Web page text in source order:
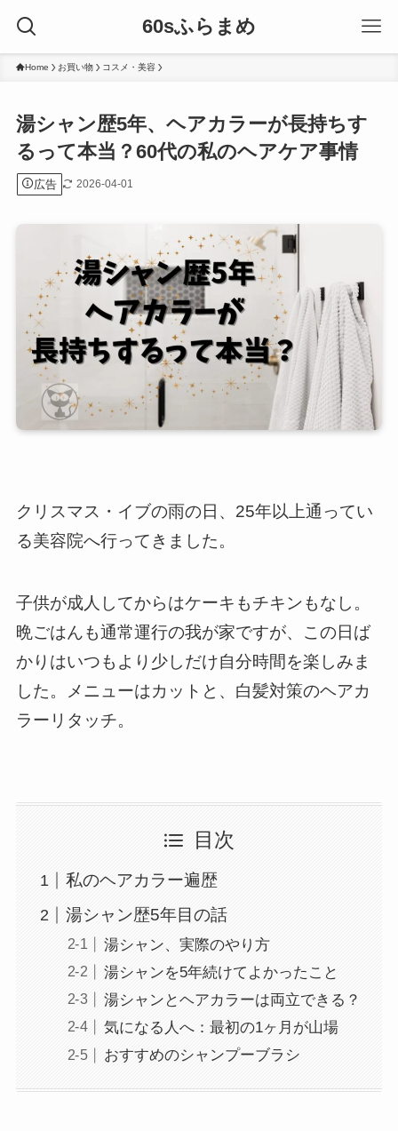
60sふらまめ
Home お買い物 コスメ・美容
湯シャン歴5年、ヘアカラーが長持ちす
るって本当？60代の私のヘアケア事情
広告 2026-04-01
クリスマス・イブの雨の日、25年以上通ってい
る美容院へ行ってきました。
子供が成人してからはケーキもチキンもなし。
晩ごはんも通常運行の我が家ですが、この日ば
かりはいつもより少しだけ自分時間を楽しみま
した。メニューはカットと、白髪対策のヘアカ
ラーリタッチ。
目次
私のヘアカラー遍歴
湯シャン歴5年目の話
湯シャン、実際のやり方
湯シャンを5年続けてよかったこと
湯シャンとヘアカラーは両立できる？
気になる人へ：最初の1ヶ月が山場
おすすめのシャンプーブラシ